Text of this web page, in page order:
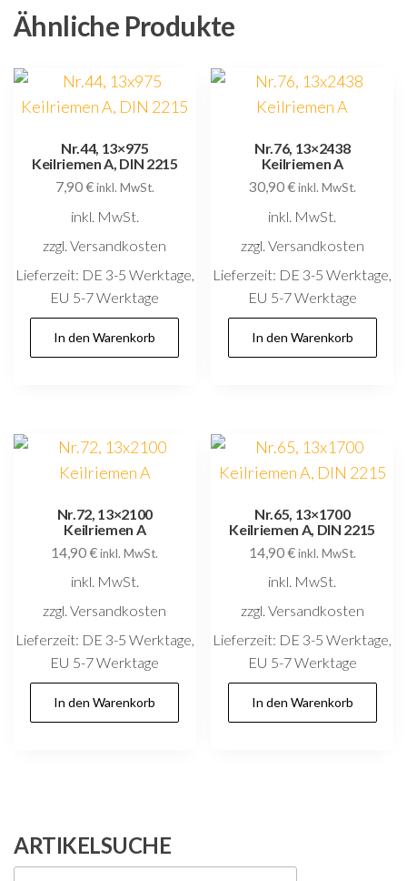
Ähnliche Produkte
Nr.44, 13×975
Keilriemen A, DIN 2215
7,90€inkl. MwSt.
inkl. MwSt.
zzgl. Versandkosten
Lieferzeit: DE 3-5 Werktage,
EU 5-7 Werktage
In den Warenkorb
Nr.76, 13×2438
Keilriemen A
30,90€ inkl. MwSt.
inkl. MwSt.
zzgl. Versandkosten
Lieferzeit: DE 3-5 Werktage,
EU 5-7 Werktage
In den Warenkorb
Nr.72, 13×2100
Keilriemen A
14,90€ inkl. MwSt.
inkl. MwSt.
zzgl. Versandkosten
Lieferzeit: DE 3-5 Werktage,
EU 5-7 Werktage
In den Warenkorb
Nr.65, 13×1700
Keilriemen A, DIN 2215
14,90€ inkl. MwSt.
inkl. MwSt.
zzgl. Versandkosten
Lieferzeit: DE 3-5 Werktage,
EU 5-7 Werktage
In den Warenkorb
ARTIKELSUCHE